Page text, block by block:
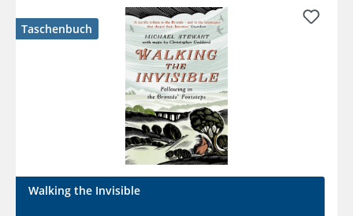
Taschenbuch
Walking the Invisible